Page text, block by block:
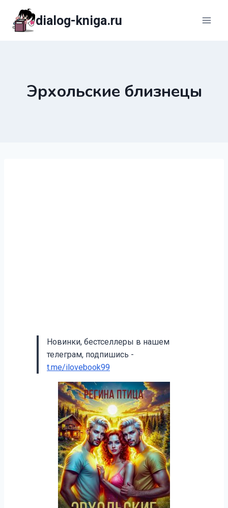
содержимому
dialog-kniga.ru
Эрхольские близнецы
Новинки, бестселлеры в нашем
телеграм, подпишись -
t.me/ilovebook99